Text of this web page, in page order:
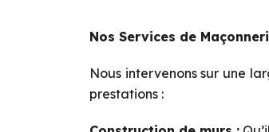
Nos Services de
Nous intervenons sur une
prestations :